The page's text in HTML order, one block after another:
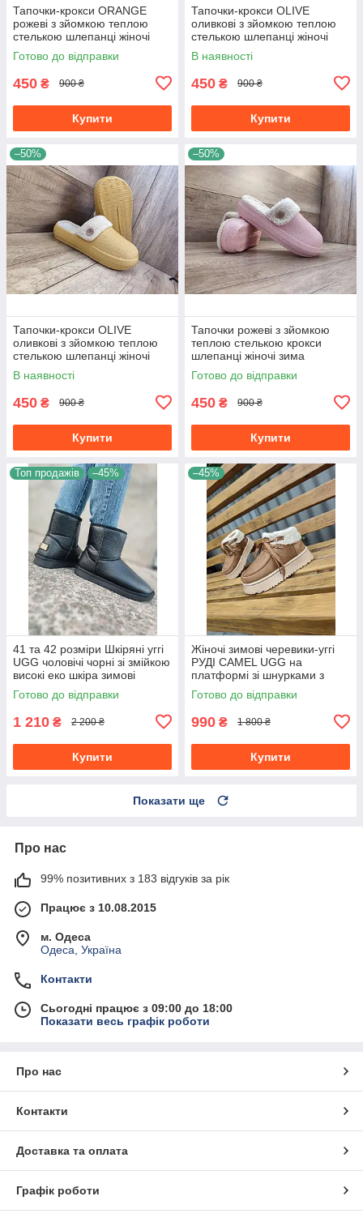
Тапочки-крокси ORANGE
рожеві з зйомкою теплою
стелькою шлепанці жіночі
зима
Готово до відправки
450 ₴ 900 ₴
Купити
Тапочки-крокси OLIVE
оливкові з зйомкою теплою
стелькою шлепанці жіночі
зима
В наявності
450 ₴ 900 ₴
Купити
–50%
Тапочки-крокси OLIVE
оливкові з зйомкою теплою
стелькою шлепанці жіночі
зима
В наявності
450 ₴ 900 ₴
Купити
–50%
Тапочки рожеві з зйомкою
теплою стелькою крокси
шлепанці жіночі зима
Готово до відправки
450 ₴ 900 ₴
Купити
Топ продажів –45%
41 та 42 розміри Шкіряні уггі
UGG чоловічі чорні зі змійкою
високі еко шкіра зимові
черевики валянки теплі
Готово до відправки
1 210 ₴ 2 200 ₴
Купити
–45%
Жіночі зимові черевики-уггі
РУДІ CAMEL UGG на
платформі зі шнурками з
манжеткою осінь
Готово до відправки
990 ₴ 1 800 ₴
Купити
Показати ще
Про нас
99% позитивних з 183 відгуків за рік
Працює з 10.08.2015
м. Одеса
Одеса, Україна
Контакти
Сьогодні працює з 09:00 до 18:00
Показати весь графік роботи
Про нас
Контакти
Доставка та оплата
Графік роботи